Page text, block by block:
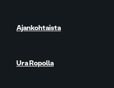
Ajankohtaista
Ura Ropolla